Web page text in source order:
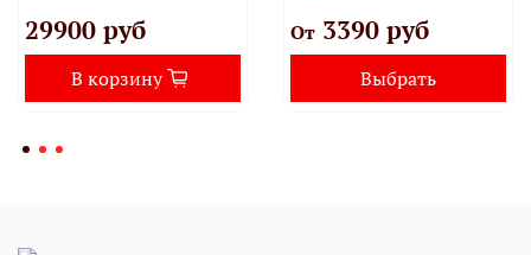
29900 руб
В корзину
От3390 руб
Выбрать